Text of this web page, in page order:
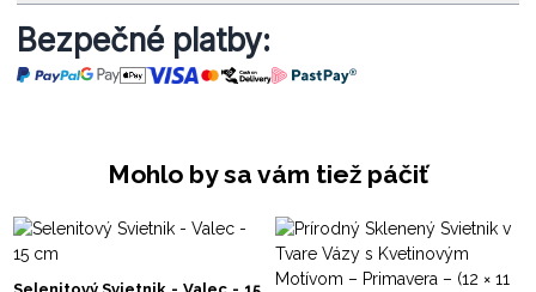
Bezpečné platby:
Mohlo by sa vám tiež páčiť